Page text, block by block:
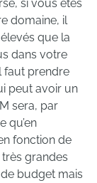
si vous êtes
domaine, il
que la
dans votre
faut prendre
peut avoir un
sera, par
qu’en
fonction de
grandes
budget mais